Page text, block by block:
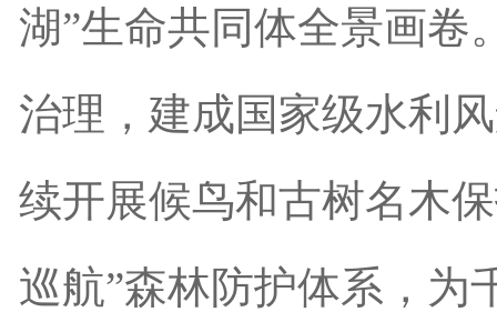
湖”生命共同体全景画卷
治理，建成国家级水利
续开展候鸟和古树名木
巡航”森林防护体系，为